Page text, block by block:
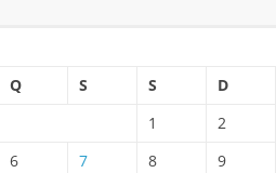
Q S S
D
1
2
6 7 8
9